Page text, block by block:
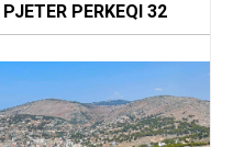
PERKEQI 32